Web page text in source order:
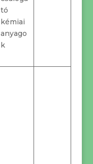
tó
kémiai
anyago
k